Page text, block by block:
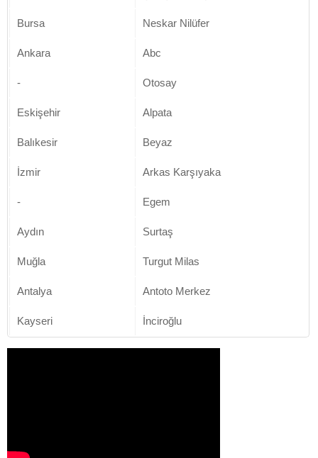
Bursa Neskar Nilüfer
Ankara Abc
- Otosay
Eskişehir Alpata
Balıkesir Beyaz
İzmir Arkas Karşıyaka
- Egem
Aydın Surtaş
Muğla Turgut Milas
Antalya Antoto Merkez
Kayseri İnciroğlu